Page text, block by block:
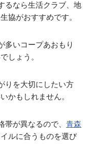
るなら生活クラブ、地
協がおすすめです。
多いコープあおもり
しょう。
りを大切にしたい方
かもしれません。
が異なるので、 青森
ルに合うものを選び